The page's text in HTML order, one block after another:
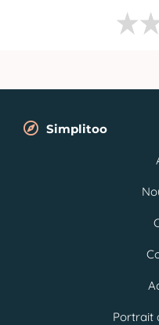
Simplitoo
Portrait